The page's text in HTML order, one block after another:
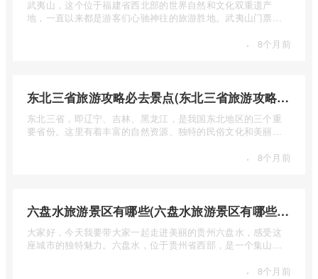
武夷山，这个位于福建省西北部的世界自然和文化双重遗产
地，一直以来都是游客们心驰神往的旅游胜地。武夷山门票多
· 8个月前
东北三省旅游攻略必去景点(东北三省旅游攻略必去景点视频介绍)
东北三省，即辽宁、吉林、黑龙江，是我国东北地区的三个重
要省份。这里有着丰富的自然资源、独特的民俗文化和美丽的
· 8个月前
六盘水旅游景区有哪些(六盘水旅游景区有哪些景点值得去)
大家好，今天我要带大家一起走进美丽的贵州六盘水，感受这
座城市的独特魅力。六盘水，位于贵州省西部，是一个集山水
· 8个月前